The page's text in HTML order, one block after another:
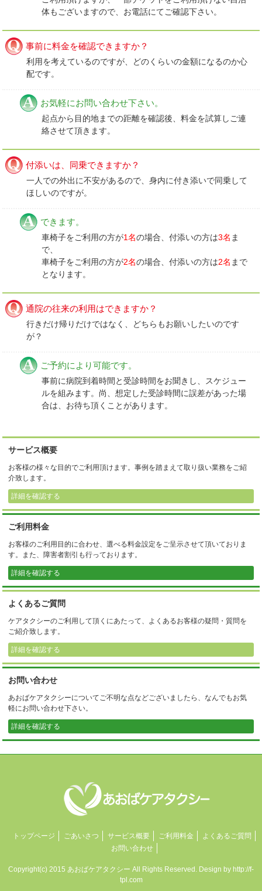
体もございますので、お電話にてご確認下さい。
事前に料金を確認できますか？
利用を考えているのですが、どのくらいの金額になるのか心
配です。
お気軽にお問い合わせ下さい。
起点から目的地までの距離を確認後、料金を試算しご連
絡させて頂きます。
付添いは、同乗できますか？
一人での外出に不安があるので、身内に付き添いで同乗して
ほしいのですが。
できます。
車椅子をご利用の方が1名の場合、付添いの方は3名 ま
で、
車椅子をご利用の方が2名の場合、付添いの方は2名 まで
となります。
通院の往来の利用はできますか？
行きだけ帰りだけではなく、どちらもお願いしたいのです
が？
ご予約により可能です。
事前に病院到着時間と受診時間をお聞きし、スケジュー
ルを組みます。尚、想定した受診時間に誤差があった場
合は、お待ち頂くことがあります。
サービス概要
お客様の様々な目的でご利用頂けます。事例を踏まえて取り扱い業務をご紹
介致します。
詳細を確認する
ご利用料金
お客様のご利用目的に合わせ、選べる料金設定をご呈示させて頂いておりま
す。また、障害者割引も行っております。
詳細を確認する
よくあるご質問
ケアタクシーのご利用して頂くにあたって、よくあるお客様の疑問・質問を
ご紹介致します。
詳細を確認する
お問い合わせ
あおばケアタクシーについてご不明な点などございましたら、なんでもお気
軽にお問い合わせ下さい。
詳細を確認する
トップページ ごあいさつ サービス概要 ご利用料金
よくあるご質問
お問い合わせ
Copyright(c) 2015 あおばケアタクシー All Rights Reserved. Design by http://f-
tpl.com